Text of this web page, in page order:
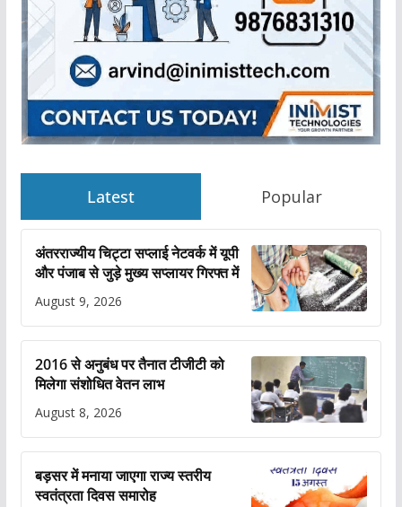
Latest Popular
अंतरराज्यीय चिट्टा सप्लाई नेटवर्क में यूपी
और पंजाब से जुड़े मुख्य सप्लायर गिरफ्त में
August 9, 2026
2016 से अनुबंध पर तैनात टीजीटी को
मिलेगा संशोधित वेतन लाभ
August 8, 2026
बड़सर में मनाया जाएगा राज्य स्तरीय
स्वतंत्रता दिवस समारोह